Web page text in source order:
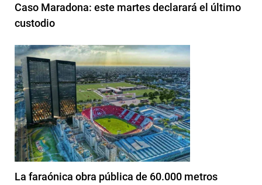
Caso Maradona: este martes declarará el último
custodio
La faraónica obra pública de 60.000 metros